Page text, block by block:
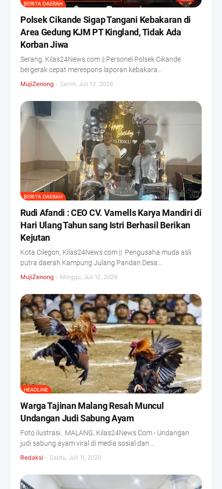
BERITA DAERAH
Polsek Cikande Sigap Tangani Kebakaran di
Area Gedung KJM PT Kingland, Tidak Ada
Korban Jiwa
Serang, Kilas24News.com || Personel Polsek Cikande
bergerak cepat merespons laporan kebakara…
MujiZenong - Senin, Juli 13, 2026
BERITA DAERAH
Rudi Afandi : CEO CV. Vamells Karya Mandiri di
Hari Ulang Tahun sang Istri Berhasil Berikan
Kejutan ‎
‎Kota Cilegon, Kilas24News.com || Pengusaha muda asli
putra daerah Kampung Julang Pandan Desa…
MujiZenong - Minggu, Juli 12, 2026
HEADLINE
Warga Tajinan Malang Resah Muncul
Undangan Judi Sabung Ayam
Foto ilustrasi. MALANG, Kilas24News.Com - Undangan
judi sabung ayam viral di media sosial dan …
Redaksi - Sabtu, Juli 11, 2026